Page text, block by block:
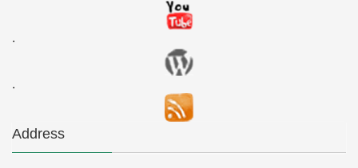
.
.
Address